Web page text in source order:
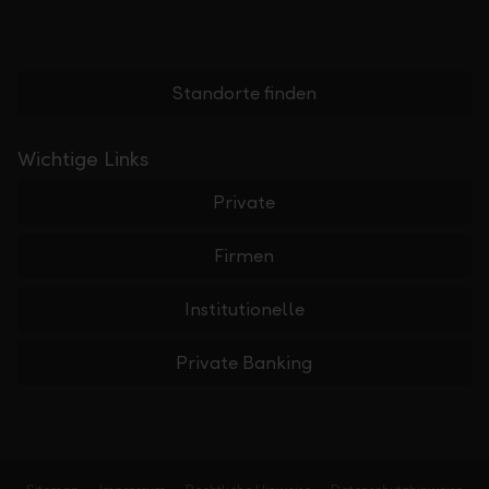
Standorte finden
Wichtige Links
Private
Firmen
Institutionelle
Private Banking